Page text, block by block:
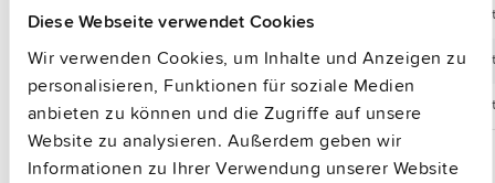
Diese Webseite verwendet Cookies
Wir verwenden Cookies, um Inhalte und Anzeigen zu
personalisieren, Funktionen für soziale Medien
anbieten zu können und die Zugriffe auf unsere
Website zu analysieren. Außerdem geben wir
Informationen zu Ihrer Verwendung unserer Website
ZM13.SIDE Adapter für
ZM14.SIDE Adapter für
ZM15.SIDE Adapter für